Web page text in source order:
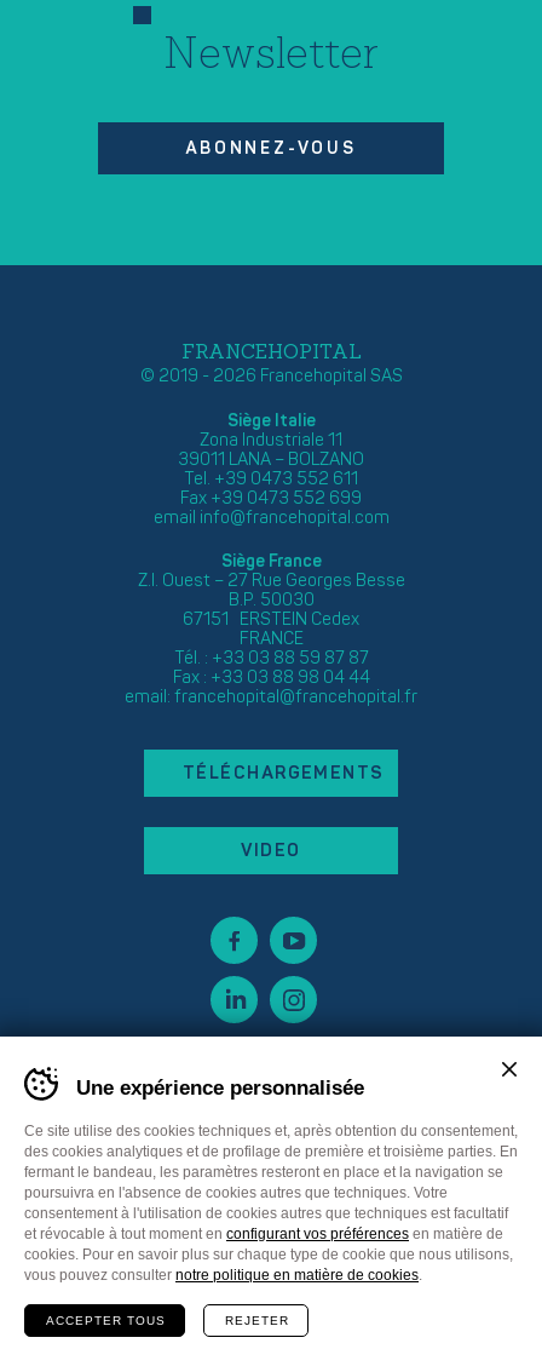
Newsletter
ABONNEZ-VOUS
FRANCEHOPITAL
© 2019 - 2026 Francehopital SAS
Siège Italie
Zona Industriale 11
39011 LANA – BOLZANO
Tel. +39 0473 552 611
Fax +39 0473 552 699
email info@francehopital.com
Siège France
Z.I. Ouest – 27 Rue Georges Besse
B.P. 50030
67151 ERSTEIN Cedex
FRANCE
Tél. : +33 03 88 59 87 87
Fax : +33 03 88 98 04 44
email: francehopital@francehopital.fr
TÉLÉCHARGEMENTS
VIDEO
Sitemap Privacy policy
Cookie Policy
Cookie preferences
CGV France
CommunicationPlus Communications
Une expérience personnalisée
Ce site utilise des cookies techniques et, après obtention du consentement,
des cookies analytiques et de profilage de première et troisième parties. En
fermant le bandeau, les paramètres resteront en place et la navigation se
poursuivra en l'absence de cookies autres que techniques. Votre
consentement à l'utilisation de cookies autres que techniques est facultatif
et révocable à tout moment en configurant vos préférences en matière de
cookies. Pour en savoir plus sur chaque type de cookie que nous utilisons,
vous pouvez consulter notre politique en matière de cookies.
ACCEPTER TOUS REJETER